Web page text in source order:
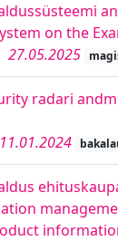
on the
27.05.2025
radari
11.01.2024